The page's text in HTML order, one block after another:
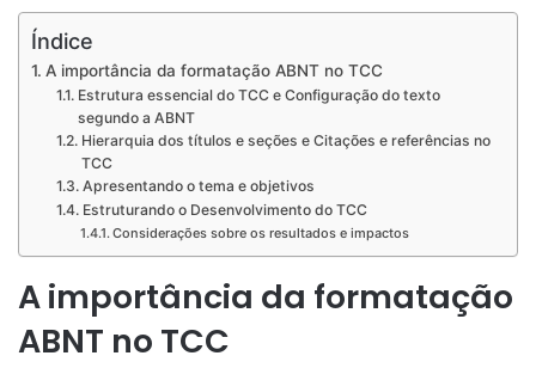
Índice
A importância da formatação ABNT no TCC
Estrutura essencial do TCC e Configuração do texto
segundo a ABNT
Hierarquia dos títulos e seções e Citações e referências no
TCC
Apresentando o tema e objetivos
Estruturando o Desenvolvimento do TCC
Considerações sobre os resultados e impactos
A importância da formatação
ABNT no TCC